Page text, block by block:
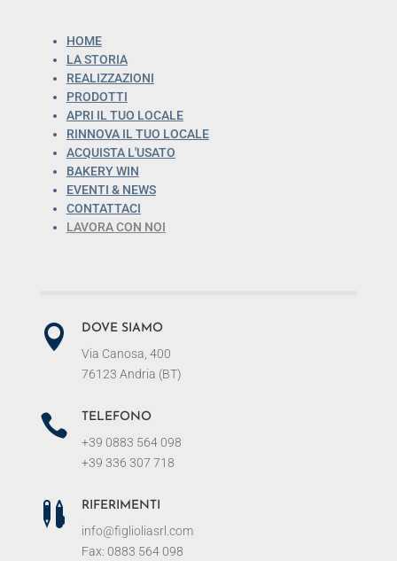
HOME
LA STORIA
REALIZZAZIONI
PRODOTTI
APRI IL TUO LOCALE
RINNOVA IL TUO LOCALE
ACQUISTA L'USATO
BAKERY WIN
EVENTI & NEWS
CONTATTACI
LAVORA CON NOI
 DOVE SIAMO
Via Canosa, 400
76123 Andria (BT)
 TELEFONO
+39 0883 564 098
+39 336 307 718
 RIFERIMENTI
info@figlioliasrl.com
Fax: 0883 564 098